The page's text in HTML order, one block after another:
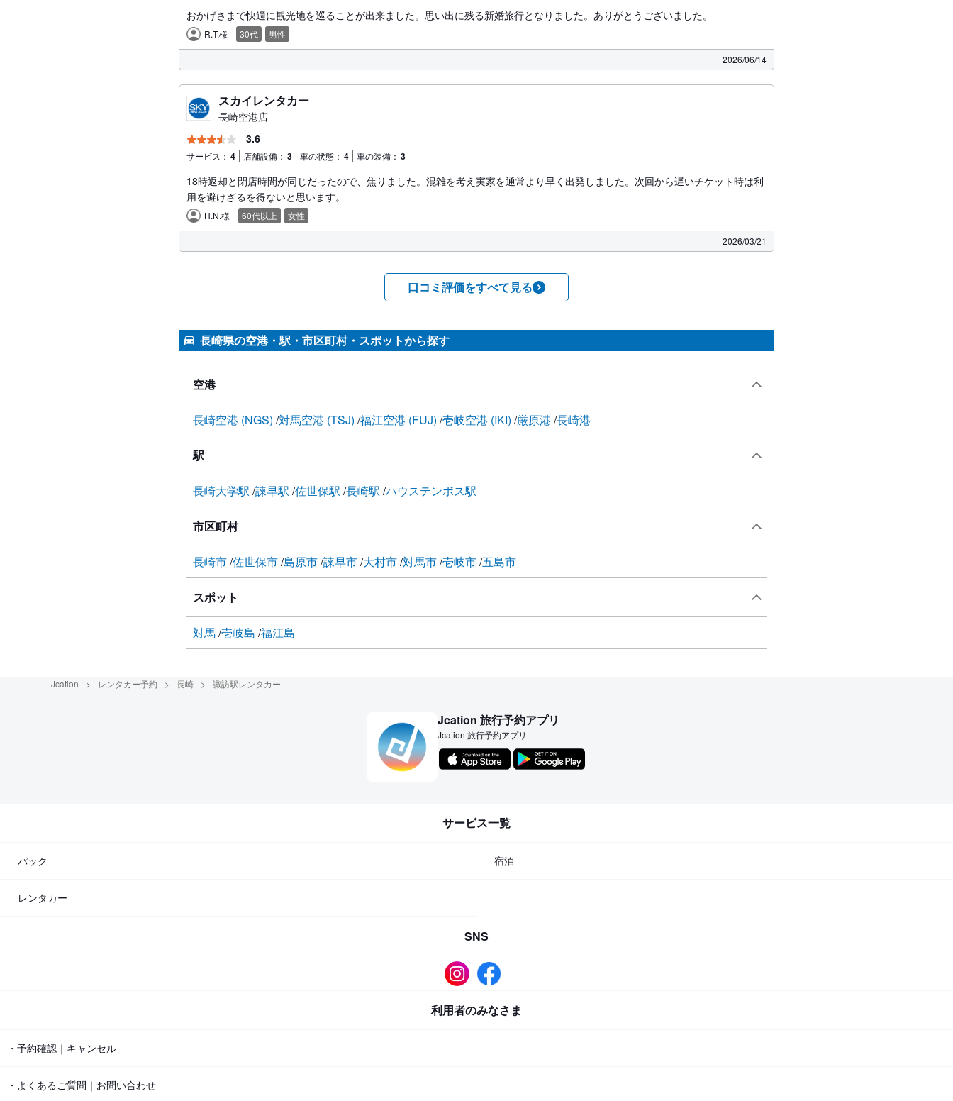
おかげさまで快適に観光地を巡ることが出来ました。思い出に残る新婚旅行となりました。ありがとうございました。
R.T.様 30代 男性
2026/06/14
スカイレンタカー
長崎空港店
3.6
サービス： 4 店舗設備： 3 車の状態： 4 車の装備： 3
18時返却と閉店時間が同じだったので、焦りました。混雑を考え実家を通常より早く出発しました。次回から遅いチケット時は利
用を避けざるを得ないと思います。
H.N.様 60代以上 女性
2026/03/21
口コミ評価をすべて見る
長崎県の空港・駅・市区町村・スポットから探す
空港
長崎空港 (NGS) 対馬空港 (TSJ) 福江空港 (FUJ) 壱岐空港 (IKI) 厳原港 長崎港
駅
長崎大学駅 諫早駅 佐世保駅 長崎駅 ハウステンボス駅
市区町村
長崎市 佐世保市 島原市 諫早市 大村市 対馬市 壱岐市 五島市
スポット
対馬 壱岐島 福江島
Jcation レンタカー予約 長崎 諏訪駅レンタカー
Jcation 旅行予約アプリ
Jcation 旅行予約アプリ
サービス一覧
パック 宿泊
レンタカー
SNS
利用者のみなさま
・予約確認｜キャンセル
・よくあるご質問｜お問い合わせ